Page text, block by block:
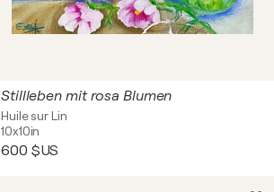
Stillleben mit rosa Blumen
Huile sur Lin
10x10in
600 $US